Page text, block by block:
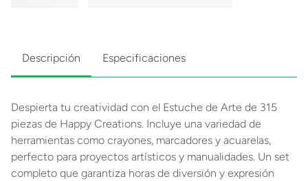
Descripción Especificaciones
Despierta tu creatividad con el Estuche de Arte de 315
piezas de Happy Creations. Incluye una variedad de
herramientas como crayones, marcadores y acuarelas,
perfecto para proyectos artísticos y manualidades. Un set
completo que garantiza horas de diversión y expresión